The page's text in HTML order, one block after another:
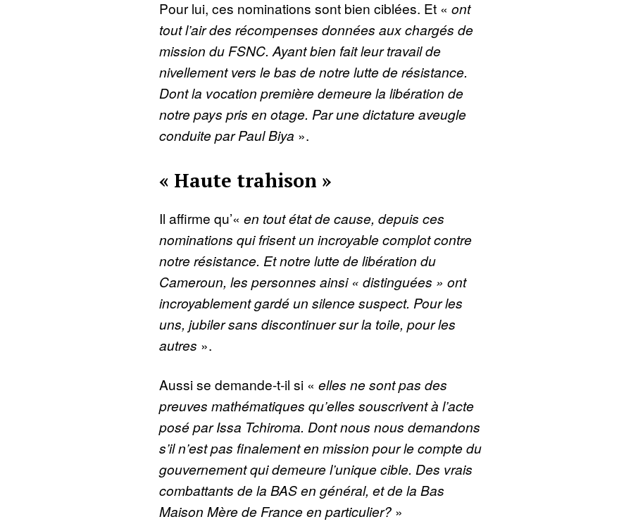
Pour lui, ces nominations sont bien ciblées. Et « ont
tout l’air des récompenses données aux chargés de
mission du FSNC. Ayant bien fait leur travail de
nivellement vers le bas de notre lutte de résistance.
Dont la vocation première demeure la libération de
notre pays pris en otage. Par une dictature aveugle
conduite par Paul Biya ».
« Haute trahison »
Il affirme qu’« en tout état de cause, depuis ces
nominations qui frisent un incroyable complot contre
notre résistance. Et notre lutte de libération du
Cameroun, les personnes ainsi « distinguées » ont
incroyablement gardé un silence suspect. Pour les
uns, jubiler sans discontinuer sur la toile, pour les
autres ».
Aussi se demande-t-il si « elles ne sont pas des
preuves mathématiques qu’elles souscrivent à l’acte
posé par Issa Tchiroma. Dont nous nous demandons
s’il n’est pas finalement en mission pour le compte du
gouvernement qui demeure l’unique cible. Des vrais
combattants de la BAS en général, et de la Bas
Maison Mère de France en particulier?»